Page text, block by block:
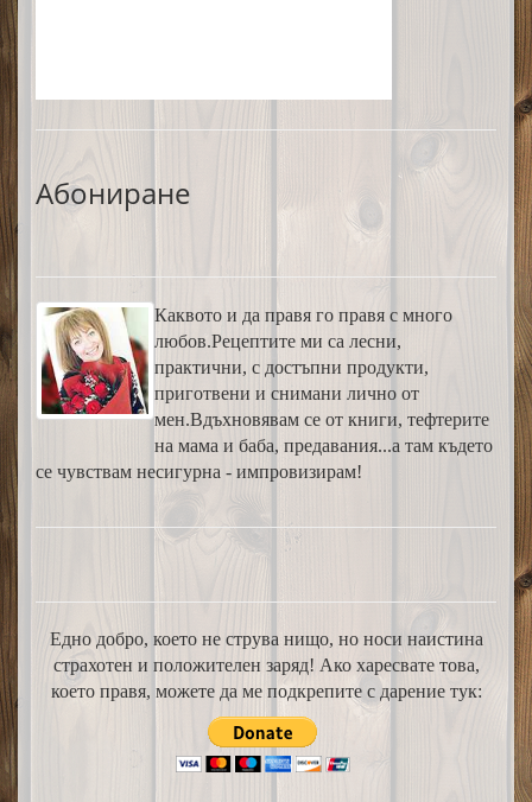
Абониране
Каквото и да правя го правя с много
любов.Рецептите ми са лесни,
практични, с достъпни продукти,
приготвени и снимани лично от
мен.Вдъхновявам се от книги, тефтерите
на мама и баба, предавания...а там където
се чувствам несигурна - импровизирам!
Едно добро, което не струва нищо, но носи наистина
страхотен и положителен заряд! Ако харесвате това,
което правя, можете да ме подкрепите с дарение тук: